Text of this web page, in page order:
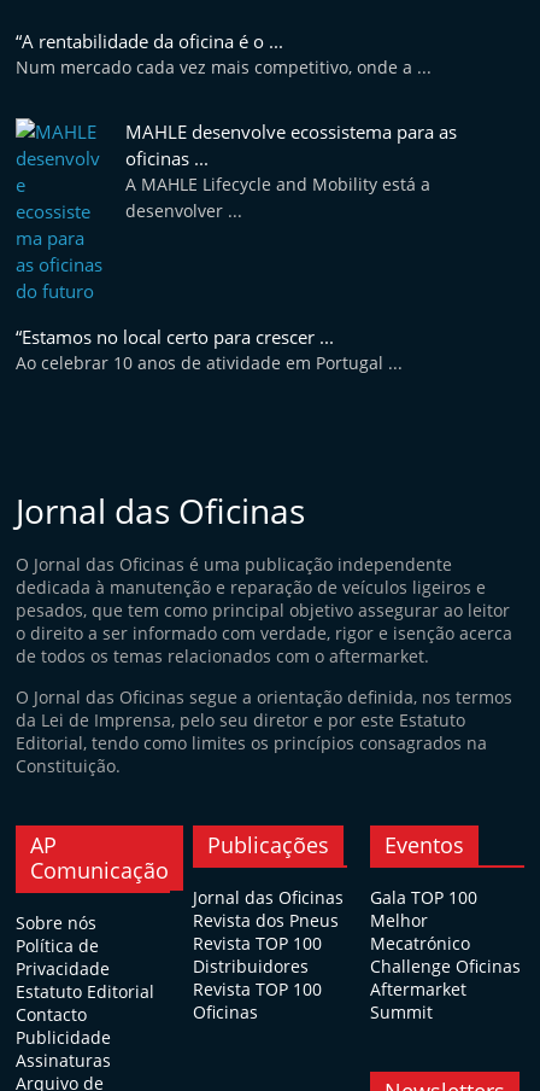
“A rentabilidade da oficina é o ...
Num mercado cada vez mais competitivo, onde a ...
MAHLE desenvolve ecossistema para as
oficinas ...
A MAHLE Lifecycle and Mobility está a
desenvolver ...
“Estamos no local certo para crescer ...
Ao celebrar 10 anos de atividade em Portugal ...
Jornal das Oficinas
O Jornal das Oficinas é uma publicação independente
dedicada à manutenção e reparação de veículos ligeiros e
pesados, que tem como principal objetivo assegurar ao leitor
o direito a ser informado com verdade, rigor e isenção acerca
de todos os temas relacionados com o aftermarket.
O Jornal das Oficinas segue a orientação definida, nos termos
da Lei de Imprensa, pelo seu diretor e por este Estatuto
Editorial, tendo como limites os princípios consagrados na
Constituição.
AP
Comunicação
Sobre nós
Política de
Privacidade
Estatuto Editorial
Contacto
Publicidade
Assinaturas
Arquivo de
Publicações
Jornal das Oficinas
Revista dos Pneus
Revista TOP 100
Distribuidores
Revista TOP 100
Oficinas
Eventos
Gala TOP 100
Melhor
Mecatrónico
Challenge Oficinas
Aftermarket
Summit